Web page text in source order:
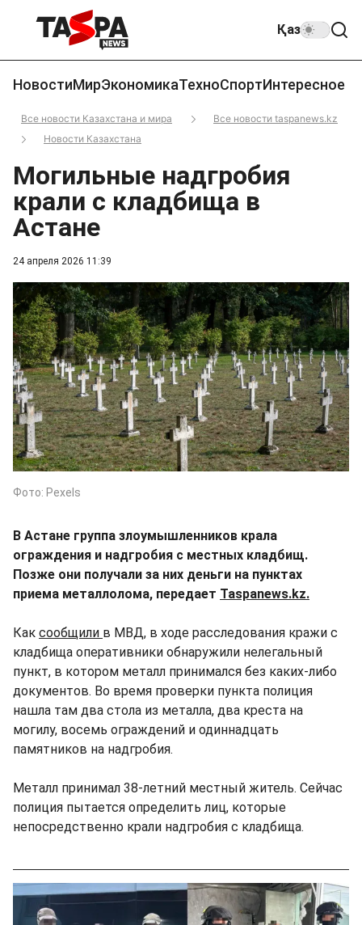
Қаз
НовостиМирЭкономикаТехноСпортИнтересное
Все новости Казахстана и мира
Все новости taspanews.kz
Новости Казахстана
24 апреля 2026 11:39
Могильные надгробия
крали с кладбища в
Астане
Фото: Pexels
В Астане группа злоумышленников крала
ограждения и надгробия с местных кладбищ.
Позже они получали за них деньги на пунктах
приема металлолома, передает Taspanews.kz.
Как сообщили в МВД, в ходе расследования кражи с
кладбища оперативники обнаружили нелегальный
пункт, в котором металл принимался без каких-либо
документов. Во время проверки пункта полиция
нашла там два стола из металла, два креста на
могилу, восемь ограждений и одиннадцать
памятников на надгробия.
Металл принимал 38-летний местный житель. Сейчас
полиция пытается определить лиц, которые
непосредственно крали надгробия с кладбища.